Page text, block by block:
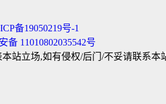
备19050219号-1
备 11010802035542号
站立场,如有侵权/后门/不妥请联系本